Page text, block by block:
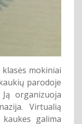
mokiniai
parodoje
organizuoja
Virtualią
galima